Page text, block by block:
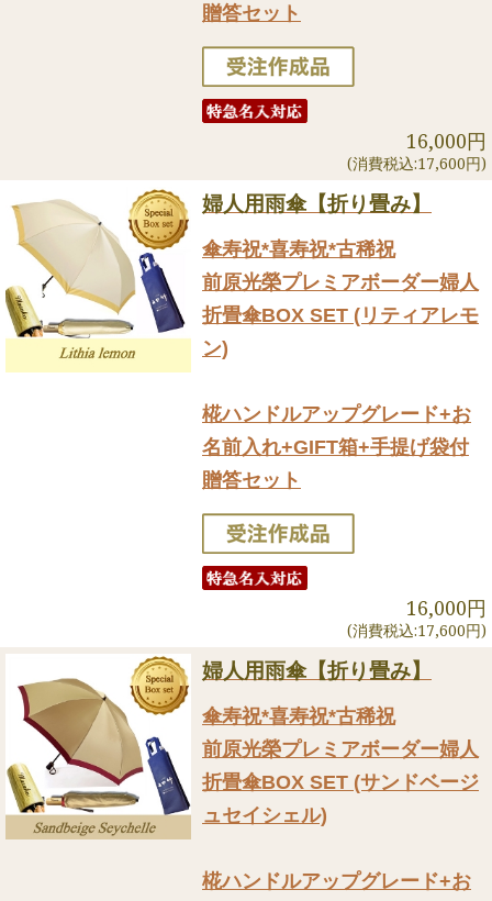
贈答セット
16,000円
(消費税込:17,600円)
婦人用雨傘【折り畳み】
傘寿祝*喜寿祝*古稀祝
前原光榮プレミアボーダー婦人
折畳傘BOX SET (リティアレモ
ン)
椛ハンドルアップグレード+お
名前入れ+GIFT箱+手提げ袋付
贈答セット
16,000円
(消費税込:17,600円)
婦人用雨傘【折り畳み】
傘寿祝*喜寿祝*古稀祝
前原光榮プレミアボーダー婦人
折畳傘BOX SET (サンドベージ
ュセイシェル)
椛ハンドルアップグレード+お